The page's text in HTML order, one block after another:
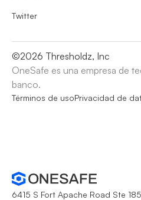
Twitter
©2026 Thresholdz, Inc
OneSafe es una empresa de
banco.
Términos de usoPrivacidad de
6415 S Fort Apache Road Ste